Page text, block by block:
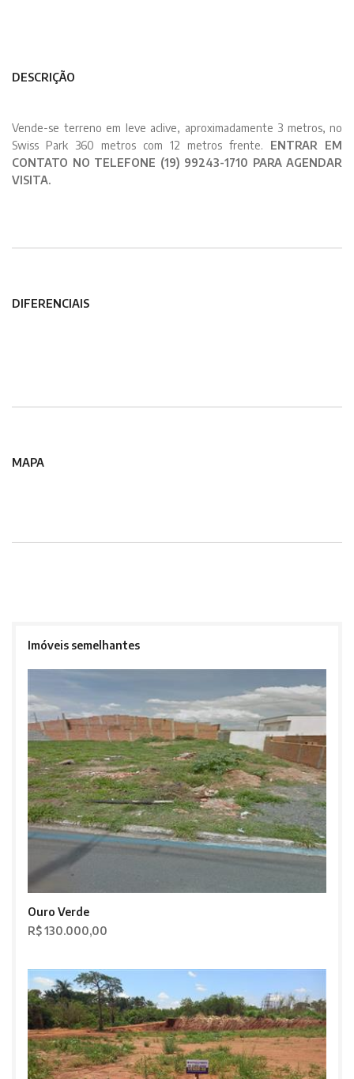
DESCRIÇÃO
Vende-se terreno em leve aclive, aproximadamente 3 metros, no
Swiss Park 360 metros com 12 metros frente. ENTRAR EM
CONTATO NO TELEFONE (19) 99243-1710 PARA AGENDAR
VISITA.
DIFERENCIAIS
MAPA
Imóveis semelhantes
Ouro Verde
R$ 130.000,00